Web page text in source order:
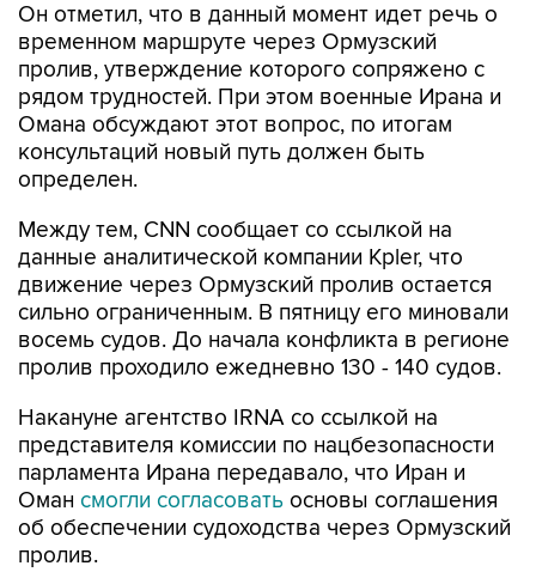
Он отметил, что в данный момент идет речь о
временном маршруте через Ормузский
пролив, утверждение которого сопряжено с
рядом трудностей. При этом военные Ирана и
Омана обсуждают этот вопрос, по итогам
консультаций новый путь должен быть
определен.
Между тем, CNN сообщает со ссылкой на
данные аналитической компании Kpler, что
движение через Ормузский пролив остается
сильно ограниченным. В пятницу его миновали
восемь судов. До начала конфликта в регионе
пролив проходило ежедневно 130 - 140 судов.
Накануне агентство IRNA со ссылкой на
представителя комиссии по нацбезопасности
парламента Ирана передавало, что Иран и
Оман смогли согласовать основы соглашения
об обеспечении судоходства через Ормузский
пролив.